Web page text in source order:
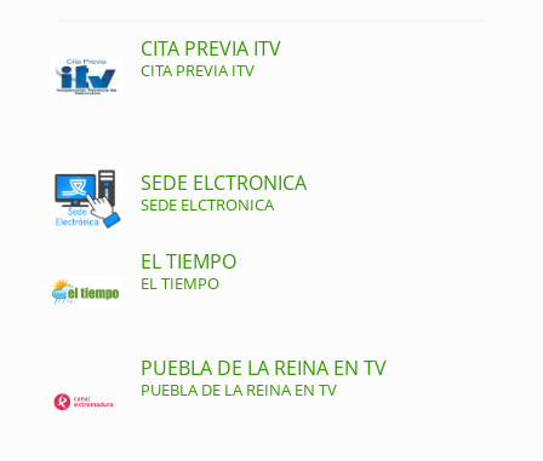
CITA PREVIA ITV
CITA PREVIA ITV
SEDE ELCTRONICA
SEDE ELCTRONICA
EL TIEMPO
EL TIEMPO
PUEBLA DE LA REINA EN TV
PUEBLA DE LA REINA EN TV